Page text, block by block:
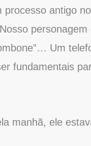
antigo
Um
fundamentais
manhã, ele